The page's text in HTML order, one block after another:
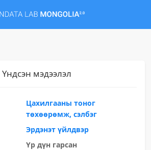
Үндсэн мэдээлэл
Цахилгааны тоног
төхөөрөмж, сэлбэг
Эрдэнэт үйлдвэр
Үр дүн гарсан